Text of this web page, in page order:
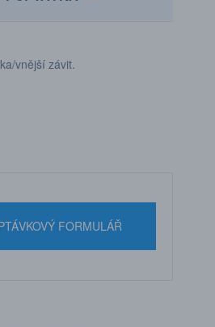
vnější závit.
FORMULÁŘ